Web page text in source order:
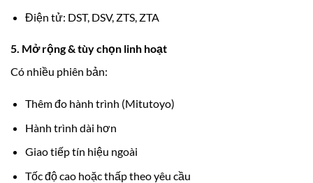
Điện tử: DST, DSV, ZTS, ZTA
5. Mở rộng & tùy chọn linh hoạt
Có nhiều phiên bản:
Thêm đo hành trình (Mitutoyo)
Hành trình dài hơn
Giao tiếp tín hiệu ngoài
Tốc độ cao hoặc thấp theo yêu cầu